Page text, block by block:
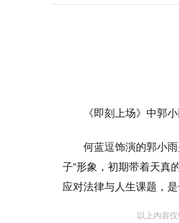
《即刻上场》中郭
何蓝逗饰演的郭小
子”形象，初期带着天真
应对法律与人生课题，
以上内容